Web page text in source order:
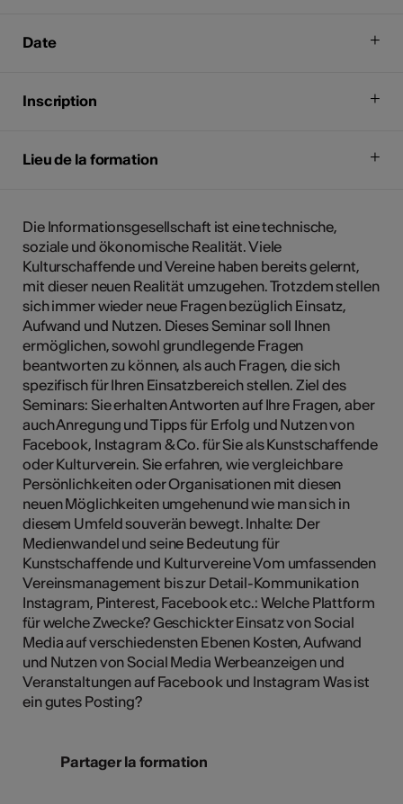
Date
Inscription
Lieu de la formation
Die Informationsgesellschaft ist eine technische,
soziale und ökonomische Realität. Viele
Kulturschaffende und Vereine haben bereits gelernt,
mit dieser neuen Realität umzugehen. Trotzdem stellen
sich immer wieder neue Fragen bezüglich Einsatz,
Aufwand und Nutzen. Dieses Seminar soll Ihnen
ermöglichen, sowohl grundlegende Fragen
beantworten zu können, als auch Fragen, die sich
spezifisch für Ihren Einsatzbereich stellen. Ziel des
Seminars: Sie erhalten Antworten auf Ihre Fragen, aber
auch Anregung und Tipps für Erfolg und Nutzen von
Facebook, Instagram & Co. für Sie als Kunstschaffende
oder Kulturverein. Sie erfahren, wie vergleichbare
Persönlichkeiten oder Organisationen mit diesen
neuen Möglichkeiten umgehenund wie man sich in
diesem Umfeld souverän bewegt. Inhalte: Der
Medienwandel und seine Bedeutung für
Kunstschaffende und Kulturvereine Vom umfassenden
Vereinsmanagement bis zur Detail-Kommunikation
Instagram, Pinterest, Facebook etc.: Welche Plattform
für welche Zwecke? Geschickter Einsatz von Social
Media auf verschiedensten Ebenen Kosten, Aufwand
und Nutzen von Social Media Werbeanzeigen und
Veranstaltungen auf Facebook und Instagram Was ist
ein gutes Posting?
Partager la formation